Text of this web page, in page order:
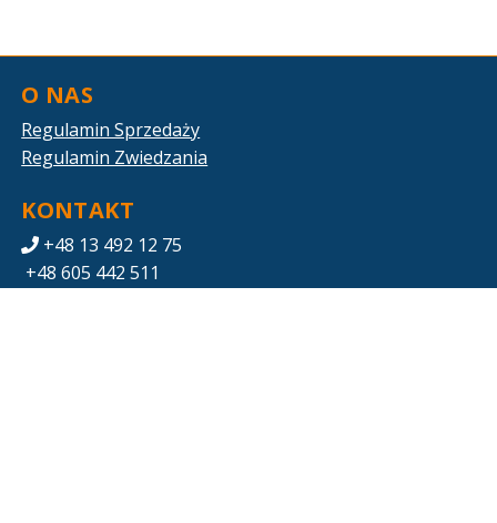
O NAS
Regulamin Sprzedaży
Regulamin Zwiedzania
KONTAKT
+48 13 492 12 75
+48 605 442 511